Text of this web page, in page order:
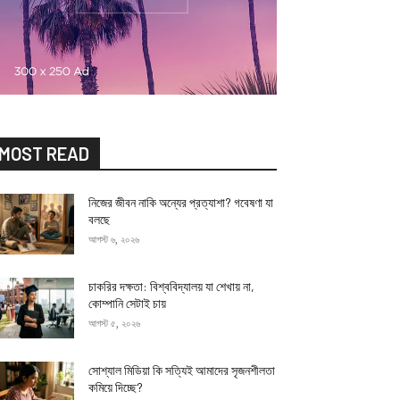
READ
নিজের জীবন নাকি অন্যের প্রত্যাশা? গবেষণা যা
বলছে
আগস্ট ৬, ২০২৬
চাকরির দক্ষতা: বিশ্ববিদ্যালয় যা শেখায় না,
কোম্পানি সেটাই চায়
আগস্ট ৫, ২০২৬
সোশ্যাল মিডিয়া কি সত্যিই আমাদের সৃজনশীলতা
কমিয়ে দিচ্ছে?